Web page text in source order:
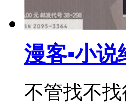
漫客▪小说
不管找不